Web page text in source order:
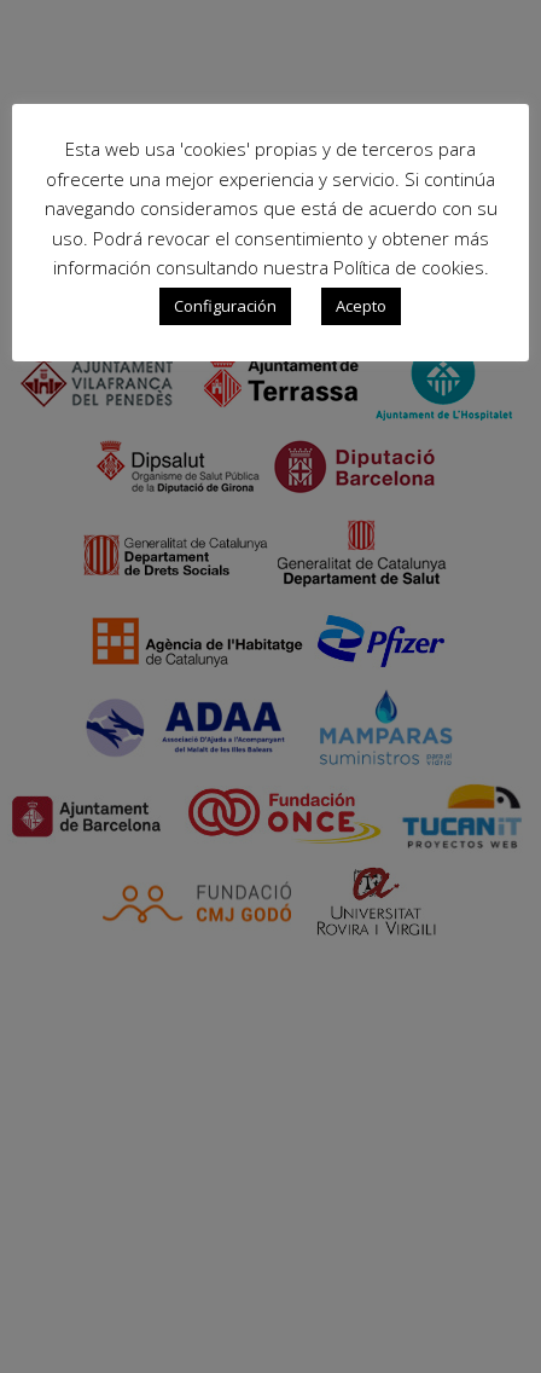
Esta web usa 'cookies' propias y de terceros para
ofrecerte una mejor experiencia y servicio. Si continúa
navegando consideramos que está de acuerdo con su
uso. Podrá revocar el consentimiento y obtener más
información consultando nuestra Política de cookies.
Configuración Acepto